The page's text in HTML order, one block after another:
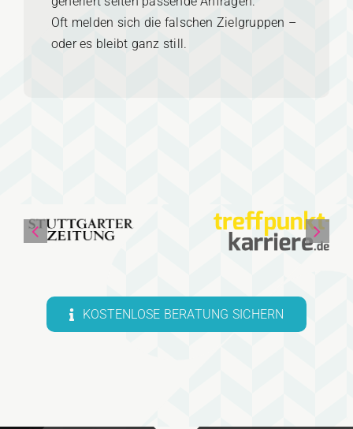
Oft melden sich die falschen Zielgruppen –
oder es bleibt ganz still.
KOSTENLOSE BERATUNG SICHERN